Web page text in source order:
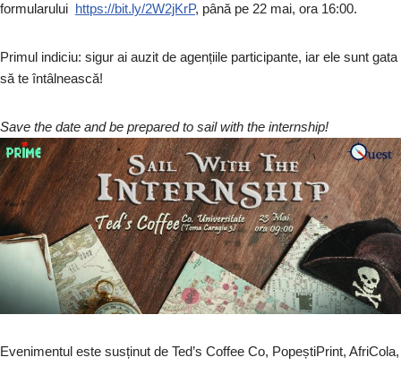
formularului https://bit.ly/2W2jKrP, până pe 22 mai, ora 16:00.
Primul indiciu: sigur ai auzit de agențiile participante, iar ele sunt gata
să te întâlnească!
Save the date and be prepared to sail with the internship!
Evenimentul este susținut de Ted’s Coffee Co, PopeștiPrint, AfriCola,